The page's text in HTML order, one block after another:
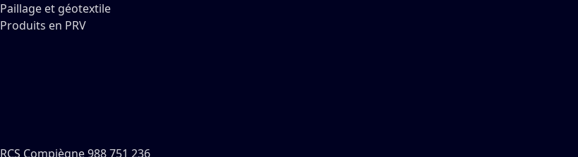
Paillage et géotextile
Produits en PRV
RCS Compiègne 988 751 236